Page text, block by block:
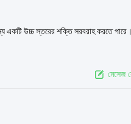
একটি উচ্চ স্তরের শক্তি সরবরাহ করতে
মেসেজ